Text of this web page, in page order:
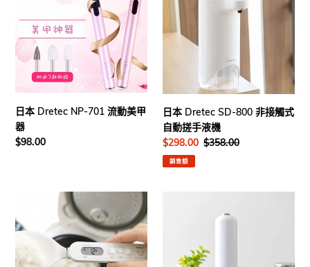
701
流
動
甲
器
日本 Dretec NP-701 流動美甲
器
定
$98.00
SD-
800
式
自
動
搓
手
液
日本 Dretec SD-800 非接觸式
自動搓手液機
售
價
$298.00 定
$358.00
銷售額
Dretec
PS-
035
105